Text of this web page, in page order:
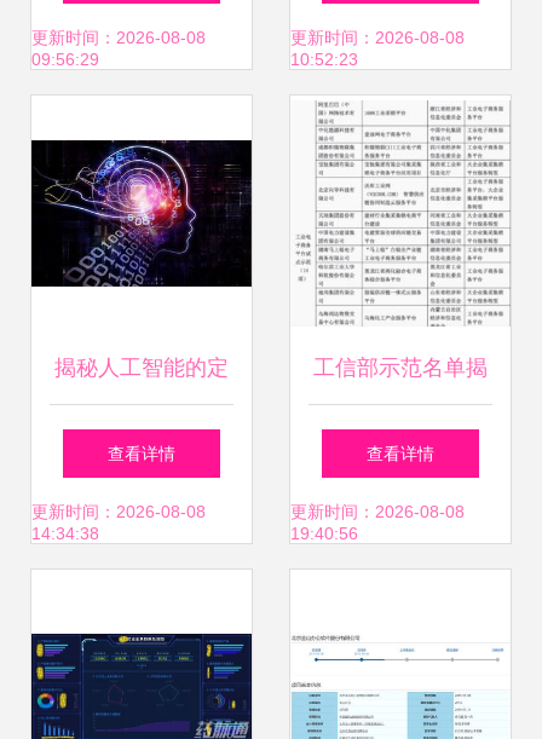
焦工业互联网数据
更新时间：2026-08-08
09:56:29
2025与工业互联网
数据服务的协奏曲
更新时间：2026-08-08
10:52:23
揭秘人工智能的定
位 为何要占据市场
与工业互联网数据
查看详情
更新时间：2026-08-08
14:34:38
工信部示范名单揭
晓 BAT中阿里独挑
工业互联网大梁
查看详情
更新时间：2026-08-08
19:40:56